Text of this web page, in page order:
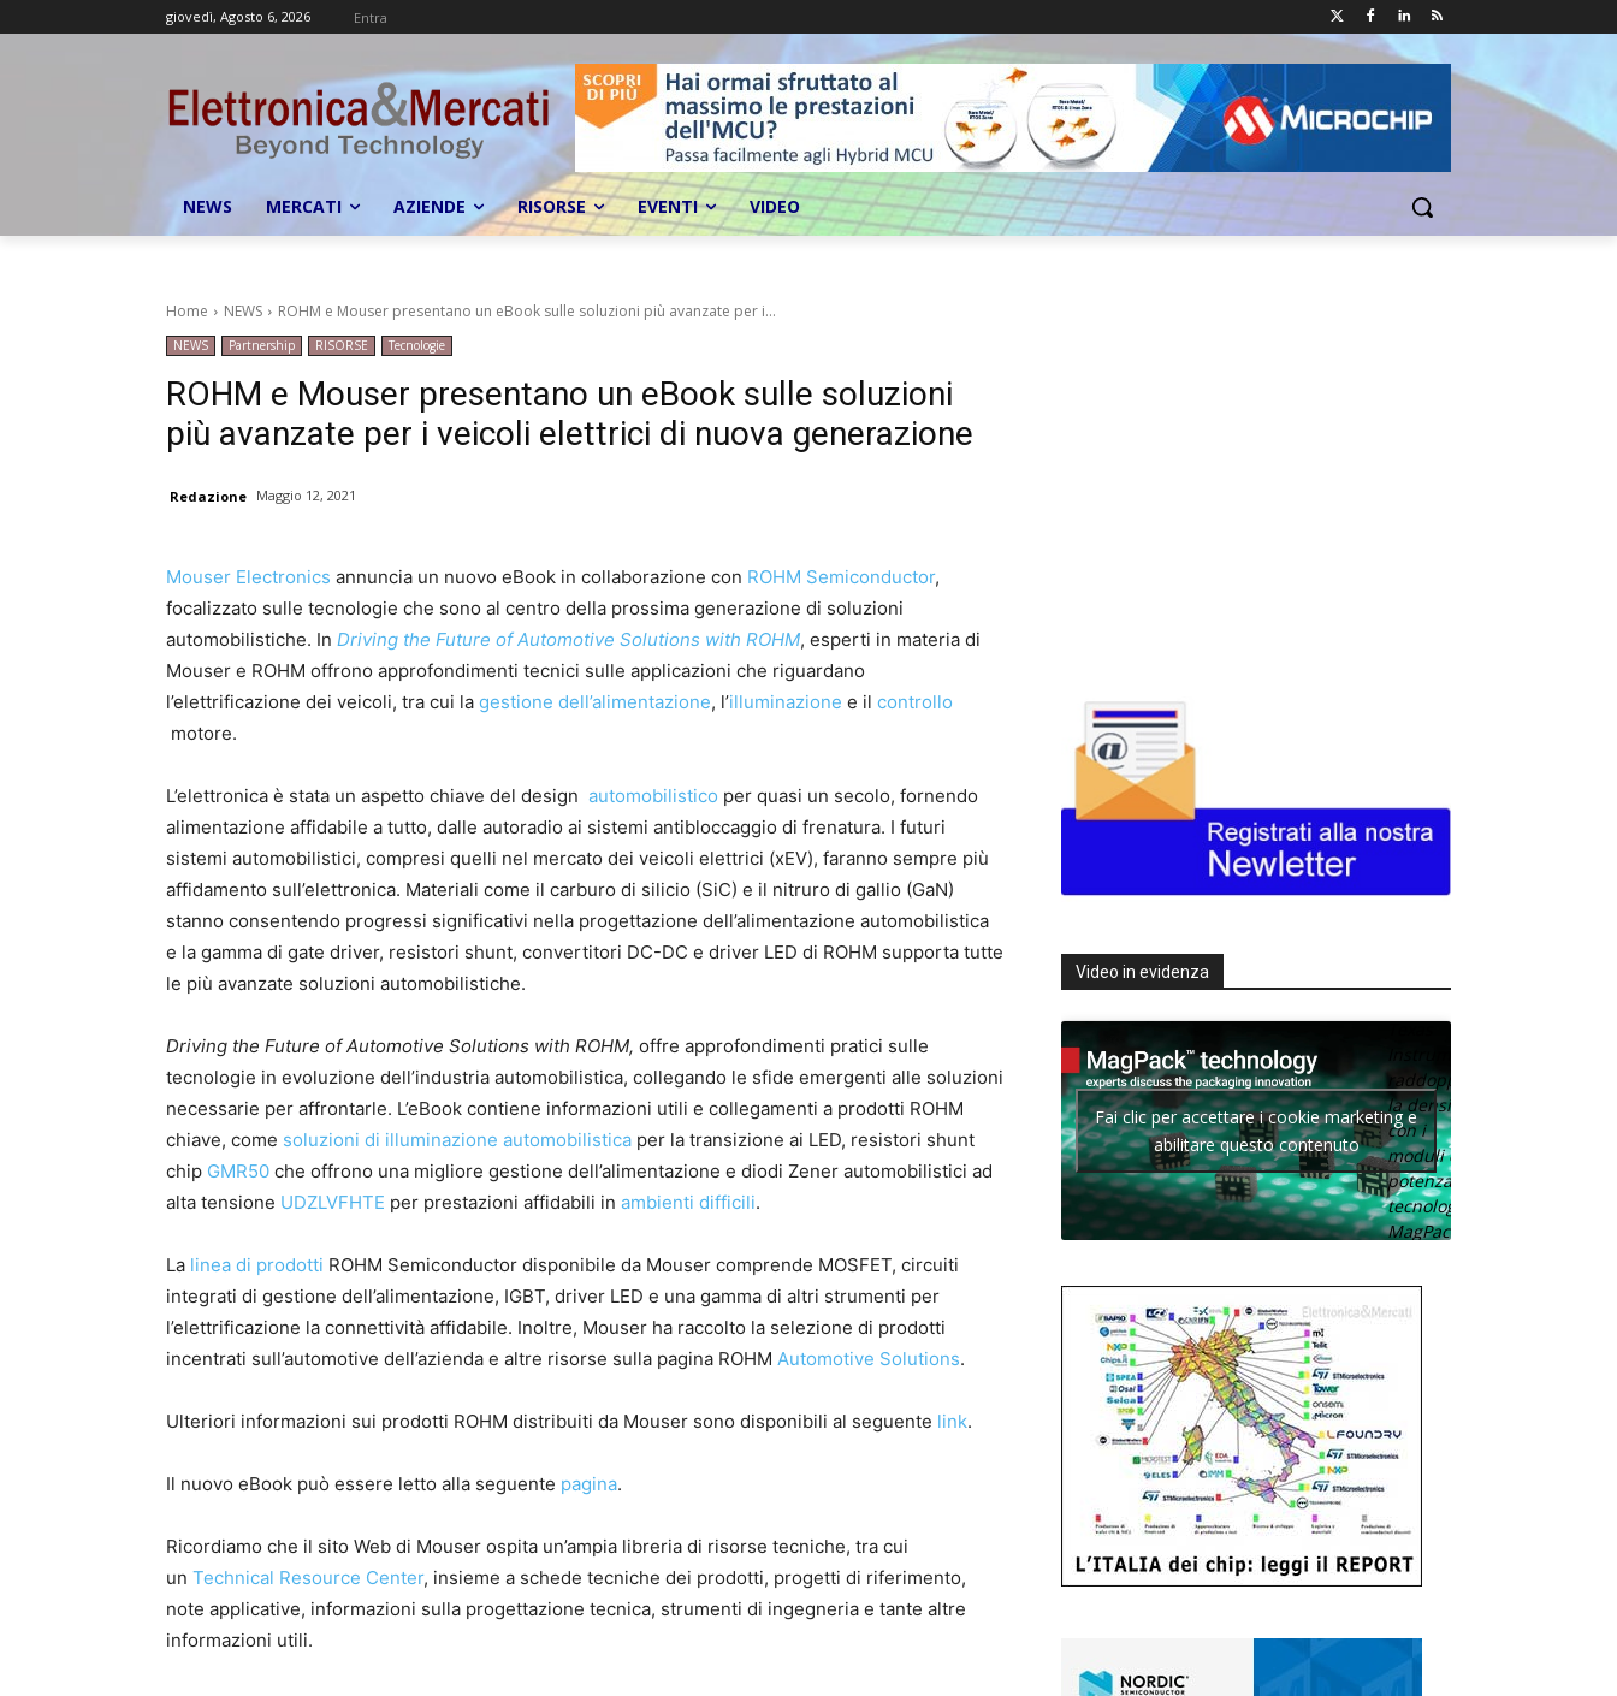
giovedì, Agosto 6, 2026 Entra
NEWS MERCATI AZIENDE RISORSE EVENTI VIDEO
Home NEWS ROHM e Mouser presentano un eBook sulle soluzioni più avanzate per i...
NEWS Partnership RISORSE Tecnologie
ROHM e Mouser presentano un eBook sulle soluzioni
più avanzate per i veicoli elettrici di nuova generazione
Redazione Maggio 12, 2021
Mouser Electronics annuncia un nuovo eBook in collaborazione con ROHM Semiconductor,
focalizzato sulle tecnologie che sono al centro della prossima generazione di soluzioni
automobilistiche. In Driving the Future of Automotive Solutions with ROHM, esperti in materia di
Mouser e ROHM offrono approfondimenti tecnici sulle applicazioni che riguardano
l’elettrificazione dei veicoli, tra cui la gestione dell’alimentazione, l’illuminazione e il controllo
motore.
L’elettronica è stata un aspetto chiave del design automobilistico per quasi un secolo, fornendo
alimentazione affidabile a tutto, dalle autoradio ai sistemi antibloccaggio di frenatura. I futuri
sistemi automobilistici, compresi quelli nel mercato dei veicoli elettrici (xEV), faranno sempre più
affidamento sull’elettronica. Materiali come il carburo di silicio (SiC) e il nitruro di gallio (GaN)
stanno consentendo progressi significativi nella progettazione dell’alimentazione automobilistica
e la gamma di gate driver, resistori shunt, convertitori DC-DC e driver LED di ROHM supporta tutte
le più avanzate soluzioni automobilistiche.
Driving the Future of Automotive Solutions with ROHM, offre approfondimenti pratici sulle
tecnologie in evoluzione dell’industria automobilistica, collegando le sfide emergenti alle soluzioni
necessarie per affrontarle. L’eBook contiene informazioni utili e collegamenti a prodotti ROHM
chiave, come soluzioni di illuminazione automobilistica per la transizione ai LED, resistori shunt
chip GMR50 che offrono una migliore gestione dell’alimentazione e diodi Zener automobilistici ad
alta tensione UDZLVFHTE per prestazioni affidabili in ambienti difficili.
La linea di prodotti ROHM Semiconductor disponibile da Mouser comprende MOSFET, circuiti
integrati di gestione dell’alimentazione, IGBT, driver LED e una gamma di altri strumenti per
l’elettrificazione la connettività affidabile. Inoltre, Mouser ha raccolto la selezione di prodotti
incentrati sull’automotive dell’azienda e altre risorse sulla pagina ROHM Automotive Solutions.
Ulteriori informazioni sui prodotti ROHM distribuiti da Mouser sono disponibili al seguente link.
Il nuovo eBook può essere letto alla seguente pagina.
Ricordiamo che il sito Web di Mouser ospita un’ampia libreria di risorse tecniche, tra cui
un Technical Resource Center, insieme a schede tecniche dei prodotti, progetti di riferimento,
note applicative, informazioni sulla progettazione tecnica, strumenti di ingegneria e tante altre
informazioni utili.
Video in evidenza
Texas
raddoppia
la densità
con i
moduli di
potenza con
tecnologia
MagPack.
Fai clic per accettare i cookie marketing e
abilitare questo contenuto